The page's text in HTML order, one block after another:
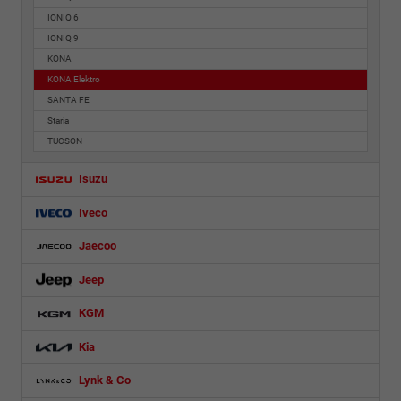
IONIQ 6
IONIQ 9
KONA
KONA Elektro
SANTA FE
Staria
TUCSON
Isuzu
Iveco
Jaecoo
Jeep
KGM
Kia
Lynk & Co